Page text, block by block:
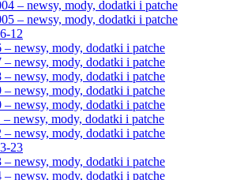
– newsy, mody, dodatki i patche
– newsy, mody, dodatki i patche
12
– newsy, mody, dodatki i patche
– newsy, mody, dodatki i patche
– newsy, mody, dodatki i patche
– newsy, mody, dodatki i patche
– newsy, mody, dodatki i patche
– newsy, mody, dodatki i patche
– newsy, mody, dodatki i patche
23
– newsy, mody, dodatki i patche
– newsy, mody, dodatki i patche